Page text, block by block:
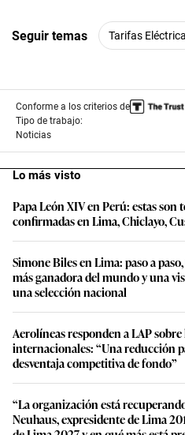
Seguir temas Tarifas
Conforme a los criterios de
Tipo de trabajo:
Noticias
Lo más visto
Papa León XIV en Perú: estas son
confirmadas en Lima, Chiclayo,
Simone Biles en Lima: paso a
más ganadora del mundo y una
una selección nacional
Aerolíneas responden a LAP sobre
internacionales: “Una reducción
desventaja competitiva de fondo”
“La organización está
Neuhaus, expresidente de Lima